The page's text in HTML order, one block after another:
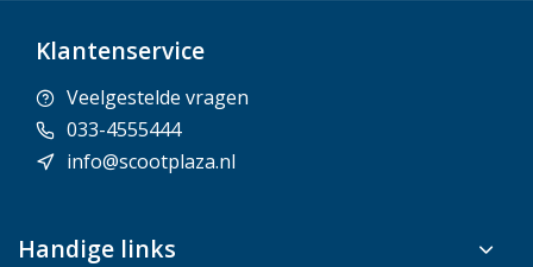
Klantenservice
Veelgestelde vragen
033-4555444
info@scootplaza.nl
Handige links